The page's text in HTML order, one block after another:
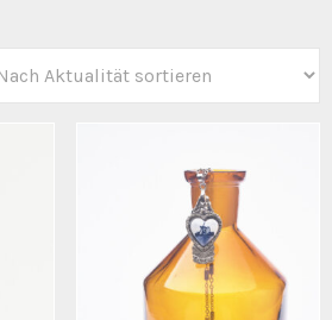
sortiert